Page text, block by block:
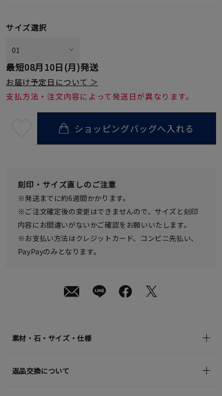
サイズ選択
最短08月10日(月)発送
お届け予定日について ＞
支払方法・注文内容によって発送日が異なります。
08
送
¥19,800 (tax
in)
ショッピングバッグへ入れる
刻印・サイズ直しのご注意
※発送までに約6週間かかります。
※ご注文確定後の変更はできませんので、サイズと刻印
内容にお間違いがないかご確認をお願いいたします。
※お支払い方法はクレジットカード、コンビニ先払い、
PayPayのみとなります。
素材・石・サイズ・仕様
返品交換について